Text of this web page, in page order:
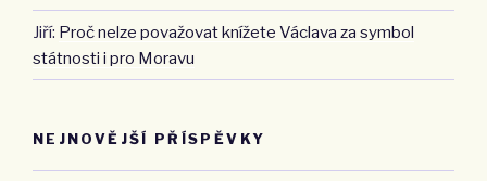
Jiří: Proč nelze považovat knížete Václava za symbol
státnosti i pro Moravu
NEJNOVĚJŠÍ PŘÍSPĚVKY